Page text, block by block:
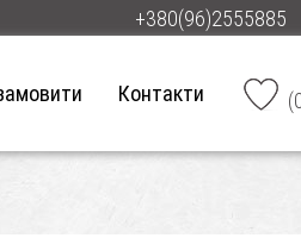
+380(96)2555885
Контакти (